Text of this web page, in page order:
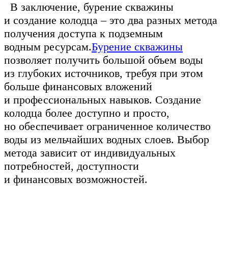
В заключение, бурение скважины
и создание колодца – это два разных метода
получения доступа к подземным
водным ресурсам.Бурение скважины
позволяет получить большой объем воды
из глубоких источников, требуя при этом
больше финансовых вложений
и профессиональных навыков. Создание
колодца более доступно и просто,
но обеспечивает ограниченное количество
воды из мельчайших водных слоев. Выбор
метода зависит от индивидуальных
потребностей, доступности
и финансовых возможностей.